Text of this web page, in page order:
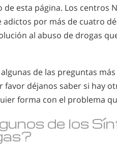
de esta página. Los
adictos por más de cuatro
al abuso de drogas
de las preguntas
favor déjanos saber si hay
forma con el problema
de los